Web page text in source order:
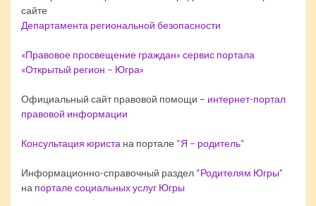
сайте
Департамента региональной безопасности
«Правовое просвещение граждан» сервис портала
«Открытый регион – Югра»
Официальный сайт правовой помощи – интернет-портал
правовой информации
Консультация юриста на портале “Я – родитель“
Информационно-справочный раздел “Родителям Югры”
на портале социальных услуг Югры